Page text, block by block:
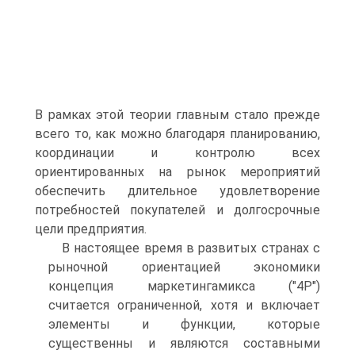
В рамках этой теории главным стало прежде
всего то, как можно благодаря планированию,
координации и контролю всех
ориентированных на рынок мероприятий
обеспечить длительное удовлетворение
потребностей покупателей и долгосрочные
цели предприятия.
В настоящее время в развитых странах с
рыночной ориентацией экономики
концепция маркетингамикса ("4Р")
считается ограниченной, хотя и включает
элементы и функции, которые
существенны и являются составными